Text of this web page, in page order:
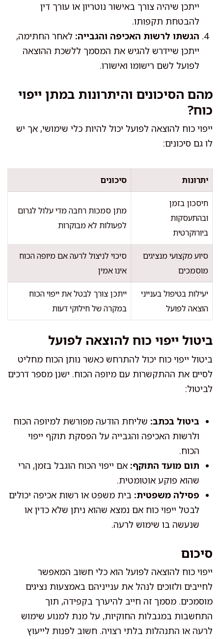
ייתכן שיהיה צורך באישור נוטריון או עורך דין
להבטחת תקפותו.
הגשתו לרשות האכיפה והגבייה: לאחר החתימה,
ייתכן שיידרש להגיש את המסמך ללשכת ההוצאה
לפועל לשם רישומו ואישורו.
מהם הסיכונים והיתרונות במתן ייפוי
כוח?
ייפוי כוח להוצאה לפועל יכול להיות כלי שימושי, אך יש
לו גם סיכונים:
יתרונות סיכונים
חיסכון בזמן
ובהתעסקות
ביורוקרטית
מתן סמכות רחבה מדי עלול לגרום
לפעולות לא מבוקרות
סיוע מקצועי מנציגים
מוסמכים
סיכוי לניצול לרעה אם מיופה הכוח
אינו אמין
יעילות בטיפול בענייני
הוצאה לפועל
ייתכן צורך לבטל את ייפוי הכוח
במקרה של חילוקי דעות
ביטול ייפוי כוח להוצאה לפועל
ביטול ייפוי כוח יכול להתרחש כאשר נותן הכוח מחליט
לסיים את ההתקשרות עם מיופה הכוח. ישנן מספר דרכים
לביטול:
ביטול בכתב: שליחת הודעה מפורשת למיופה הכוח
ולרשות האכיפה והגבייה על הפסקת תוקף ייפוי
הכוח.
תום מועד התוקף: אם ייפוי הכוח הוגבל בזמן, הרי
שהוא פוקע אוטומטית.
פסילה משפטית: בית משפט או רשות אכיפה יכולים
לבטל ייפוי כוח אם נמצא שהוא ניתן שלא כדין או
שנעשה בו שימוש לרעה.
סיכום
ייפוי כוח להוצאה לפועל הוא כלי חשוב המאפשר
לחייבים ולזוכים לנהל את ענייניהם באמצעות נציגים
מוסמכים. מסמך זה חייב להיערך בקפידה, תוך
התחשבות במגבלות החוקיות, על מנת למנוע שימוש
לרעה או התנהלות בלתי רצויה. חשוב לפנות לייעוץ